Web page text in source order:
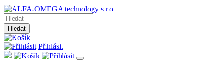
Hledat
Přihlásit